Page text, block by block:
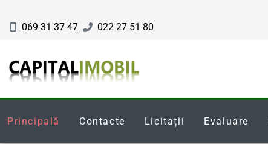
069 31 37 47 022 27 51 80
Principală Contacte Licitații Evaluare